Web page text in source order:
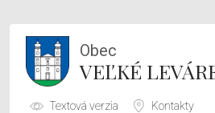
Obec
VEĽKÉ
Textová verzia Kontakty